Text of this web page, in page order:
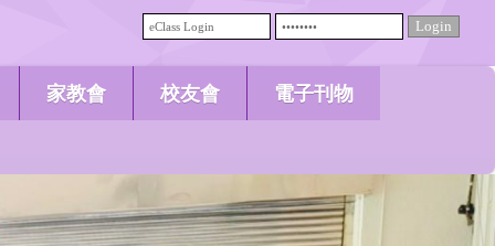
家教會 校友會 電子刊物